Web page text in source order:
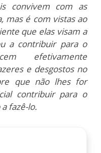
convivem com as
mas é com vistas ao
que elas visam a
a contribuir para o
efetivamente
e desgostos no
que não lhes for
contribuir para o
fazê-lo.